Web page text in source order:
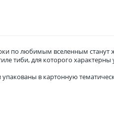
по любимым вселенным станут
тиби, для которого
в картонную